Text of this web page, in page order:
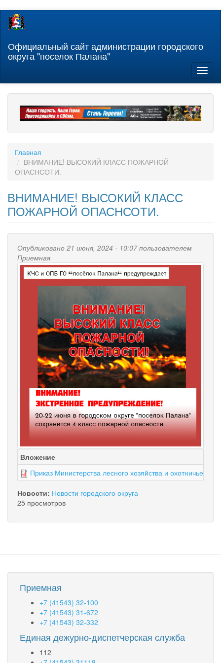
Перейти
содержанию
Официальный сайт администрации городского
округа "поселок Палана"
Главная
ВНИМАНИЕ! ВЫСОКИЙ КЛАСС ПОЖАРНОЙ
ОПАСНСОТИ.
ВНИМАНИЕ! ВЫСОКИЙ КЛАСС
ПОЖАРНОЙ ОПАСНСОТИ.
Опубликовано 21 июня, 2024 - 10:07 пользователем
Приемная
Вложение
Приказ Министерства лесного хозяйства и охотничьего
Новости: Новости городского округа
25 просмотров
Приемная
+7 (41543) 32-100
+7 (41543) 31-672
+7 (41543) 32-332
Единая дежурно-диспетчерская служба
112